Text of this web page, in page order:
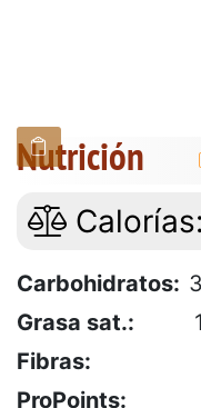
Nutrición
Calorías:
Carbohidratos:
Grasa sat.:
Fibras:
ProPoints: